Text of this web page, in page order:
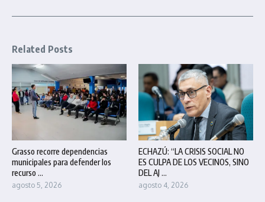
Related Posts
Grasso recorre dependencias
municipales para defender los
recurso ...
agosto 5, 2026
ECHAZÚ: “LA CRISIS SOCIAL NO
ES CULPA DE LOS VECINOS, SINO
DEL AJ ...
agosto 4, 2026